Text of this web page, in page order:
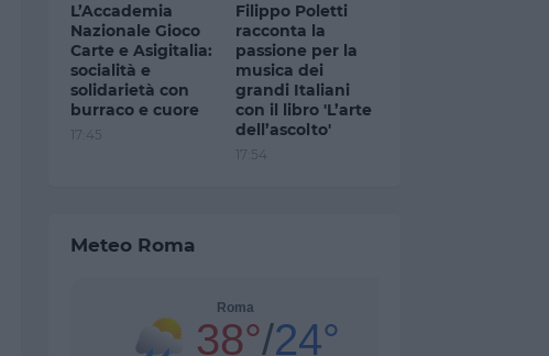
L’Accademia
Nazionale Gioco
Carte e Asigitalia:
socialità e
solidarietà con
burraco e cuore
17:45
Filippo Poletti
racconta la
passione per la
musica dei
grandi Italiani
con il libro 'L’arte
dell’ascolto'
17:54
Meteo Roma